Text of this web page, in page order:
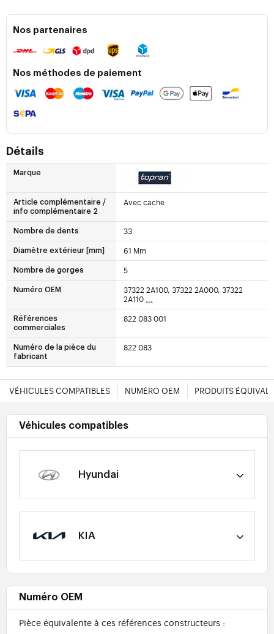
Nos partenaires
Nos méthodes de paiement
Détails
Marque
Article complémentaire /
info complémentaire 2
Avec cache
Nombre de dents 33
Diamètre extérieur [mm] 61 Mm
Nombre de gorges 5
Numéro OEM
37322 2A100, 37322 2A000, 37322
2A110 ...
Références
commerciales
822 083 001
Numéro de la pièce du
fabricant
822 083
VÉHICULES COMPATIBLES NUMÉRO OEM PRODUITS
Véhicules compatibles
Hyundai
KIA
Numéro OEM
Pièce équivalente à ces références constructeurs :